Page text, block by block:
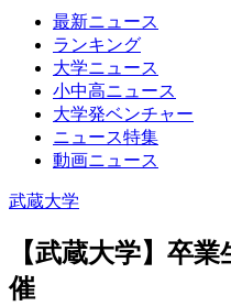
最新ニュース
ランキング
大学ニュース
小中高ニュース
大学発ベンチャー
ニュース特集
動画ニュース
武蔵大学
【武蔵大学】卒
催